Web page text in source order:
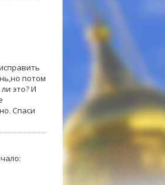
потом
это? И
Спаси